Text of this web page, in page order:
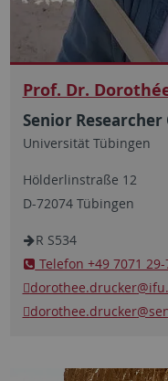
Prof. Dr.
Senior
Universität Tübingen
Hölderlinstraße 12
D-72074 Tübingen
R S534
Telefon +49 7071
dorothee.drucker
dorothee.drucker